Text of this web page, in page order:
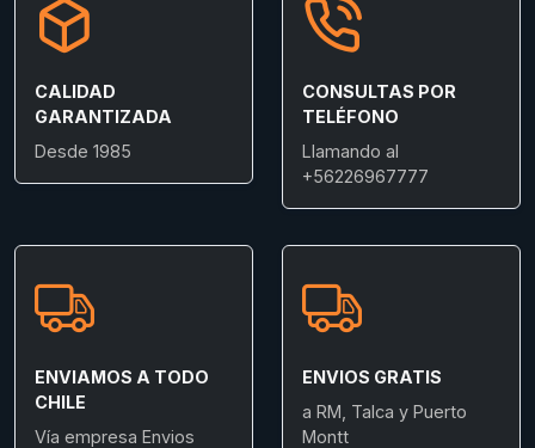
CALIDAD
GARANTIZADA
Desde 1985
CONSULTAS POR
TELÉFONO
Llamando al
+56226967777
ENVIAMOS A TODO
CHILE
Vía empresa Envios
ENVIOS GRATIS
a RM, Talca y Puerto
Montt